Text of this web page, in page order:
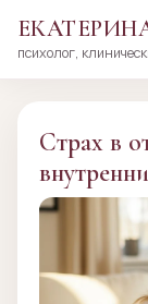
психолог,
Страх в